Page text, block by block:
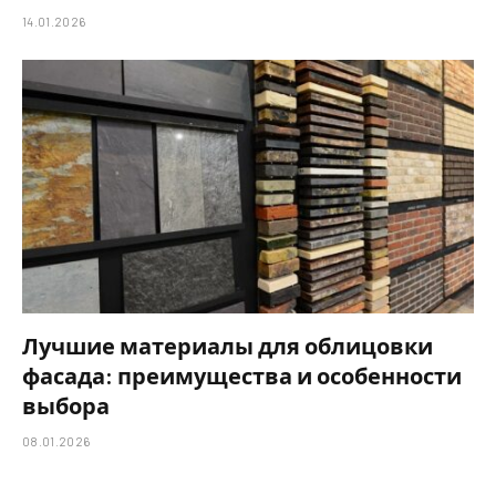
14.01.2026
Лучшие материалы для облицовки
фасада: преимущества и особенности
выбора
08.01.2026